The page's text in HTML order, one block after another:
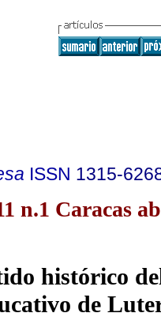
ISSN 1315-
n.1 Caracas
histórico
de